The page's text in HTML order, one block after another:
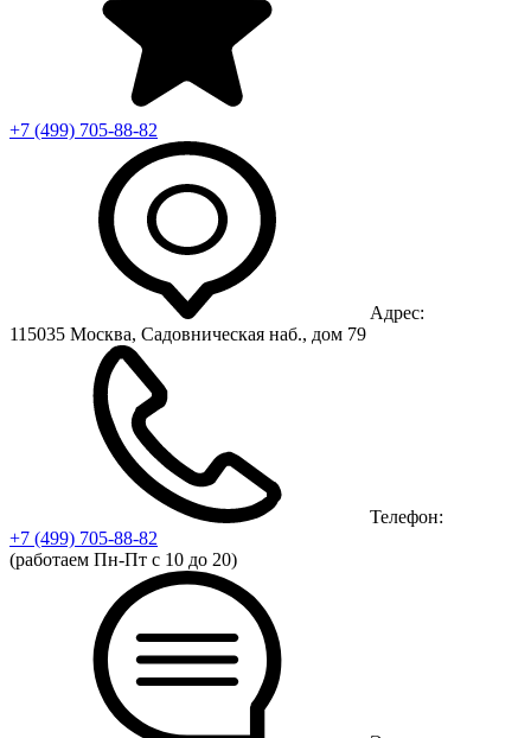
+7 (499) 705-88-82
Адрес:
115035 Москва, Садовническая наб., дом 79
Телефон:
+7 (499) 705-88-82
(работаем Пн-Пт с 10 до 20)